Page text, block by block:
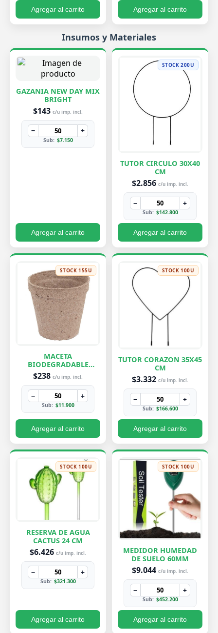
Agregar al carrito Agregar al carrito
Insumos y Materiales
GAZANIA NEW DAY MIX
BRIGHT
$143 c/u imp. incl.
− +
Sub: $7.150
Agregar al carrito
STOCK 200U
TUTOR CIRCULO 30X40
CM
$2.856 c/u imp. incl.
− +
Sub: $142.800
Agregar al carrito
STOCK 155U
MACETA
BIODEGRADABLE
PEQUEÑA 7X8 CM
$238 c/u imp. incl.
− +
Sub: $11.900
Agregar al carrito
STOCK 100U
TUTOR CORAZON 35X45
CM
$3.332 c/u imp. incl.
− +
Sub: $166.600
Agregar al carrito
STOCK 100U
RESERVA DE AGUA
CACTUS 24 CM
$6.426 c/u imp. incl.
− +
Sub: $321.300
Agregar al carrito
STOCK 100U
MEDIDOR HUMEDAD
DE SUELO 60MM
$9.044 c/u imp. incl.
− +
Sub: $452.200
Agregar al carrito